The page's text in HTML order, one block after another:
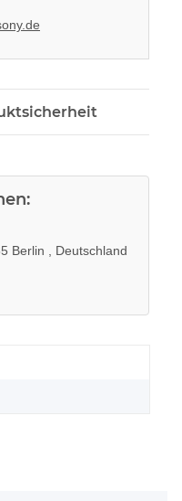
Berlin , Deutschland